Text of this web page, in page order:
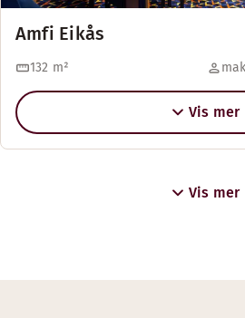
Amfi Eikås
132 m²
Vis mer
Vis mer